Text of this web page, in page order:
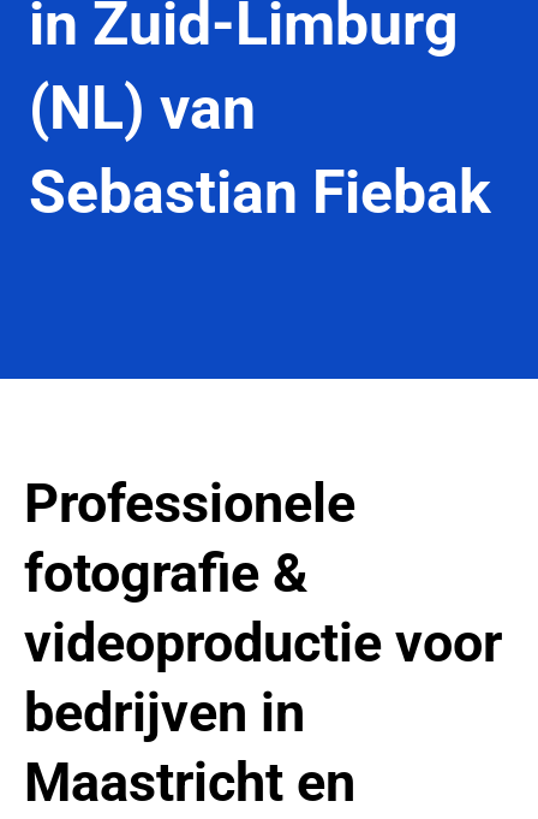
in Zuid-Limburg
(NL) van
Sebastian Fiebak
Professionele
fotografie &
videoproductie voor
bedrijven in
Maastricht en